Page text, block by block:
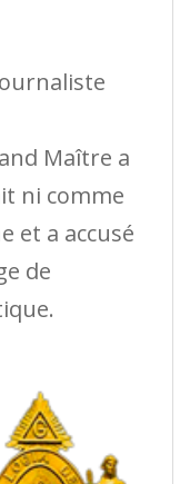
Maître a
ni comme
et a accusé
de